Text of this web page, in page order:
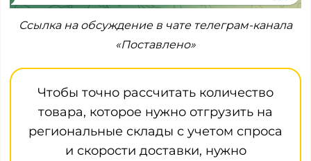
Ссылка на обсуждение в чате телеграм-канала
«Поставлено»
Чтобы точно рассчитать количество
товара, которое нужно отгрузить на
региональные склады с учетом спроса
и скорости доставки, нужно